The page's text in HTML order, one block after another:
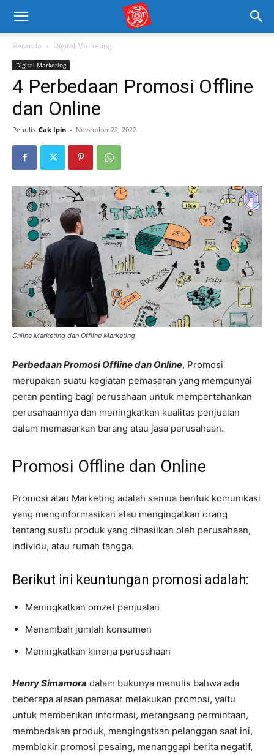
Beranda Digital Marketing
Digital Marketing
4 Perbedaan Promosi Offline
dan Online
Penulis Cak Ipin - November 22, 2022
Online Marketing dan Offline Marketing
Perbedaan Promosi Offline dan Online, Promosi
merupakan suatu kegiatan pemasaran yang mempunyai
peran penting bagi perusahaan untuk mempertahankan
perusahaannya dan meningkatkan kualitas penjualan
dalam memasarkan barang atau jasa perusahaan.
Promosi Offline dan Online
Promosi atau Marketing adalah semua bentuk komunikasi
yang menginformasikan atau mengingatkan orang
tentang suatu produk yang dihasilkan oleh perusahaan,
individu, atau rumah tangga.
Berikut ini keuntungan promosi adalah:
Meningkatkan omzet penjualan
Menambah jumlah konsumen
Meningkatkan kinerja perusahaan
Henry Simamora dalam bukunya menulis bahwa ada
beberapa alasan pemasar melakukan promosi, yaitu
untuk memberikan informasi, merangsang permintaan,
membedakan produk, mengingatkan pelanggan saat ini,
memblokir promosi pesaing, menanggapi berita negatif,